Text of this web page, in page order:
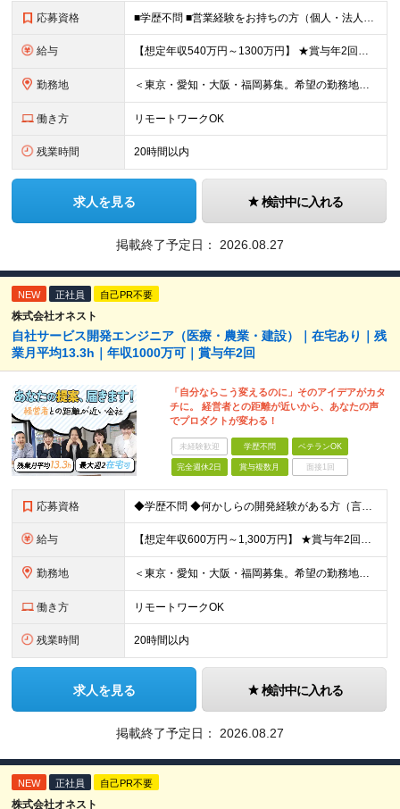
応募資格 ■学歴不問 ■営業経験をお持ちの方（個人・法人、業界や商材などは不問） ＜以下のような方を歓迎します＞ ■顧客の話を聴き、本音を引き出せる方 ■断られても気持ちを切り替え、次に進める方 ■受け身では
給与 【想定年収540万円～1300万円】 ★賞与年2回＋勤務地手当＋残業手当（年平均残業時間にて算出）を含む ※基本給＋勤務地手当＋役職手当 ※リーダークラス以上は役職手当含む ※勤務地手当：結婚の有無に
勤務地 ＜東京・愛知・大阪・福岡募集。希望の勤務地で働けます＞ 希望通りの配属＆転勤も基本なし！ 「プロジェクト人員の枠を広げたい」などといった、 会社からの強制的な異動・出向依頼はありません。 ■東京オフ
働き方 リモートワークOK
残業時間 20時間以内
求人を見る 検討中に入れる
掲載終了予定日： 2026.08.27
NEW 正社員 自己PR不要
株式会社オネスト
自社サービス開発エンジニア（医療・農業・建設）｜在宅あり｜残
業月平均13.3h｜年収1000万可｜賞与年2回
「自分ならこう変えるのに」そのアイデアがカタ
チに。 経営者との距離が近いから、あなたの声
でプロダクトが変わる！
未経験歓迎 学歴不問 ベテランOK
完全週休2日 賞与複数月 面接1回
応募資格 ◆学歴不問 ◆何かしらの開発経験がある方（言語不問） ◆マネジメント経験がある方（規模不問） ＜以下のような方を歓迎します＞ ◎これまでの経験を活かし管理職を目指したい方 ◎新しいサービスの企画から
給与 【想定年収600万円～1,300万円】 ★賞与年2回＋勤務地手当＋残業手当（年平均残業時間にて算出）を含む ※基本給＋勤務地手当＋役職手当 ※勤務地手当：結婚の有無に関係なく、物価などの違いを考慮して
勤務地 ＜東京・愛知・大阪・福岡募集。希望の勤務地で働けます＞ 希望通りの配属＆転勤も基本なし！ 「プロジェクト人員の枠を広げたい」などといった、 会社からの強制的な異動・出向依頼はありません。 ■東京オフ
働き方 リモートワークOK
残業時間 20時間以内
求人を見る 検討中に入れる
掲載終了予定日： 2026.08.27
NEW 正社員 自己PR不要
株式会社オネスト